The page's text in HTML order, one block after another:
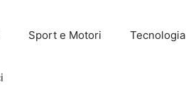
Sport e Motori Tecnologia